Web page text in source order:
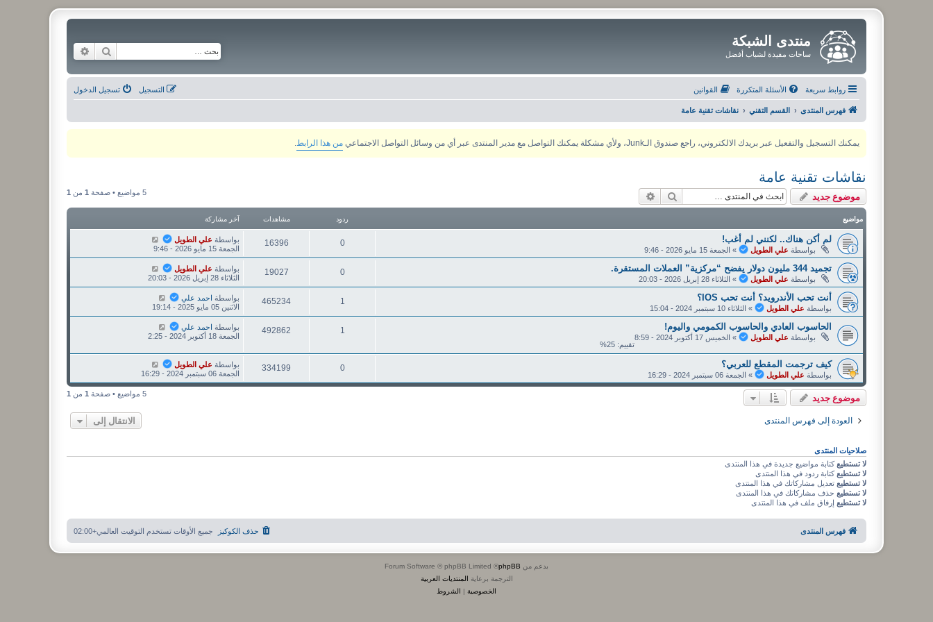
منتدى الشبكة
ساحات مفيدة لشباب أفضل بحث
روابط سريعة الأسئلة المتكررة القوانين تسجيل الدخول التسجيل
فهرس المنتدى القسم التقني نقاشات تقنية عامة
يمكنك التسجيل والتفعيل عبر بريدك الالكتروني، راجع صندوق الـJunk، ولأي مشكلة يمكنك التواصل مع مدير المنتدى عبر أي من وسائل التواصل الاجتماعي من هذا الرابط
نقاشات تقنية عامة
موضوع جديد بحث 5 مواضيع • صفحة 1 من 1
مواضيع ردود مشاهدات آخر مشاركة
لم أكن هناك.. لكنني لم أغب!
بواسطة علي الطويل » الجمعة 15 مايو 2026 - 9:46
0
16396 بواسطة علي الطويل
الجمعة 15 مايو 2026 - 9:46
تجميد 344 مليون دولار يفضح “مركزية” العملات المستقرة.
بواسطة علي الطويل » الثلاثاء 28 إبريل 2026 - 20:03
0
19027 بواسطة علي الطويل
الثلاثاء 28 إبريل 2026 - 20:03
أنت تحب الأندرويد؟ أنت تحب IOS؟
بواسطة علي الطويل » الثلاثاء 10 سبتمبر 2024 - 15:04
1
465234 بواسطة احمد علي
الاثنين 05 مايو 2025 - 19:14
الحاسوب العادي والحاسوب الكمومي واليوم!
بواسطة علي الطويل » الخميس 17 أكتوبر 2024 - 8:59
تقييم: 25%
1
492862 بواسطة احمد علي
الجمعة 18 أكتوبر 2024 - 2:25
كيف ترجمت المقطع للعربي؟
بواسطة علي الطويل » الجمعة 06 سبتمبر 2024 - 16:29
0
334199 بواسطة علي الطويل
الجمعة 06 سبتمبر 2024 - 16:29
موضوع جديد 5 مواضيع • صفحة 1 من 1
العودة إلى فهرس المنتدى الانتقال إلى
صلاحيات المنتدى
لا تستطيع كتابة مواضيع جديدة في هذا المنتدى
لا تستطيع كتابة ردود في هذا المنتدى
لا تستطيع تعديل مشاركاتك في هذا المنتدى
لا تستطيع حذف مشاركاتك في هذا المنتدى
لا تستطيع إرفاق ملف في هذا المنتدى
فهرس المنتدى جميع الأوقات تستخدم التوقيت العالمي+02:00 حذف الكوكيز
بدعم من phpBB
® Forum Software © phpBB Limited
الترجمة برعاية المنتديات العربية
الخصوصية | الشروط